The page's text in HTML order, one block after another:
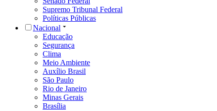
Supremo Tribunal Federal
Políticas Públicas
Nacional
Educação
Segurança
Clima
Meio Ambiente
Auxílio Brasil
São Paulo
Rio de Janeiro
Minas Gerais
Brasília